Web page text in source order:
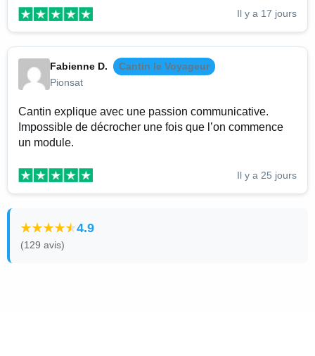
Il y a 17 jours
Fabienne D.
Cantin le Voyageur
Pionsat
Cantin explique avec une passion communicative.
Impossible de décrocher une fois que l’on commence
un module.
Il y a 25 jours
4.9
(129 avis)